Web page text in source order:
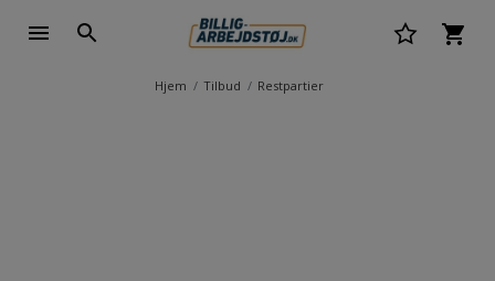
Hjem Tilbud Restpartier